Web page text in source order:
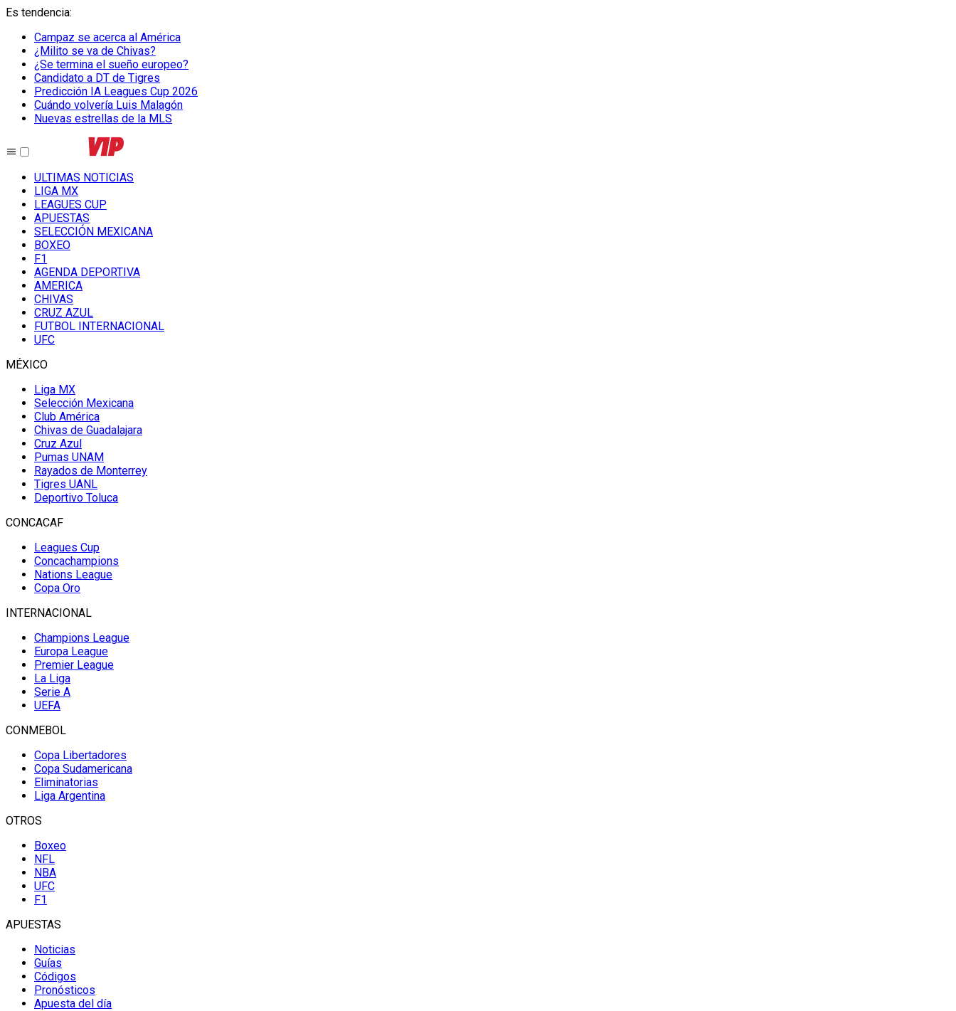
Es tendencia:
Campaz se acerca al América
¿Milito se va de Chivas?
¿Se termina el sueño europeo?
Candidato a DT de Tigres
Predicción IA Leagues Cup 2026
Cuándo volvería Luis Malagón
Nuevas estrellas de la MLS
ULTIMAS NOTICIAS
LIGA MX
LEAGUES CUP
APUESTAS
SELECCIÓN MEXICANA
BOXEO
F1
AGENDA DEPORTIVA
AMERICA
CHIVAS
CRUZ AZUL
FUTBOL INTERNACIONAL
UFC
MÉXICO
Liga MX
Selección Mexicana
Club América
Chivas de Guadalajara
Cruz Azul
Pumas UNAM
Rayados de Monterrey
Tigres UANL
Deportivo Toluca
CONCACAF
Leagues Cup
Concachampions
Nations League
Copa Oro
INTERNACIONAL
Champions League
Europa League
Premier League
La Liga
Serie A
UEFA
CONMEBOL
Copa Libertadores
Copa Sudamericana
Eliminatorias
Liga Argentina
OTROS
Boxeo
NFL
NBA
UFC
F1
APUESTAS
Noticias
Guías
Códigos
Pronósticos
Apuesta del día